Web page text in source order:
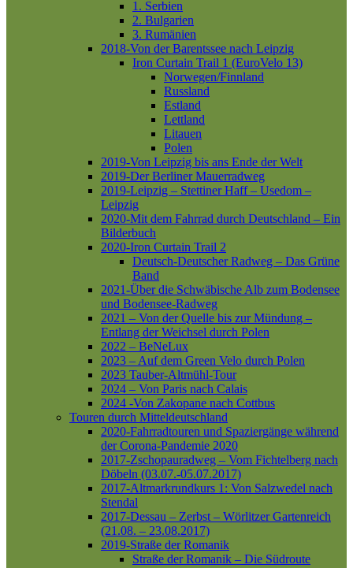
1. Serbien
2. Bulgarien
3. Rumänien
2018-Von der Barentssee nach Leipzig
Iron Curtain Trail 1 (EuroVelo 13)
Norwegen/Finnland
Russland
Estland
Lettland
Litauen
Polen
2019-Von Leipzig bis ans Ende der Welt
2019-Der Berliner Mauerradweg
2019-Leipzig – Stettiner Haff – Usedom –
Leipzig
2020-Mit dem Fahrrad durch Deutschland – Ein
Bilderbuch
2020-Iron Curtain Trail 2
Deutsch-Deutscher Radweg – Das Grüne
Band
2021-Über die Schwäbische Alb zum Bodensee
und Bodensee-Radweg
2021 – Von der Quelle bis zur Mündung –
Entlang der Weichsel durch Polen
2022 – BeNeLux
2023 – Auf dem Green Velo durch Polen
2023 Tauber-Altmühl-Tour
2024 – Von Paris nach Calais
2024 -Von Zakopane nach Cottbus
Touren durch Mitteldeutschland
2020-Fahrradtouren und Spaziergänge während
der Corona-Pandemie 2020
2017-Zschopauradweg – Vom Fichtelberg nach
Döbeln (03.07.-05.07.2017)
2017-Altmarkrundkurs 1: Von Salzwedel nach
Stendal
2017-Dessau – Zerbst – Wörlitzer Gartenreich
(21.08. – 23.08.2017)
2019-Straße der Romanik
Straße der Romanik – Die Südroute